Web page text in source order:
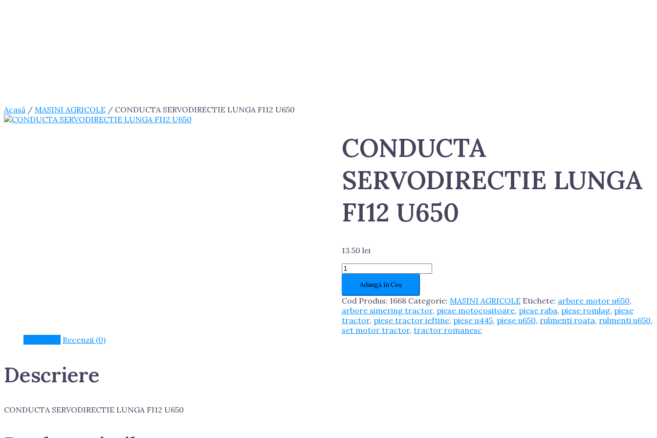
Acasă / MASINI AGRICOLE / CONDUCTA SERVODIRECTIE LUNGA FI12 U650
CONDUCTA
SERVODIRECTIE LUNGA
FI12 U650
13.50 lei
Cantitate
CONDUCTA
SERVODIRECTIE
LUNGA
FI12
U650
Adaugă în Coș
Cod Produs: 1668 Categorie: MASINI AGRICOLE Etichete: arbore motor u650,
arbore simering tractor, piese motocositoare, piese raba, piese romlag, piese
tractor, piese tractor ieftine, piese u445, piese u650, rulmenti roata, rulmenti u650,
set motor tractor, tractor romanesc
Recenzii (0)
Descriere
CONDUCTA SERVODIRECTIE LUNGA FI12 U650